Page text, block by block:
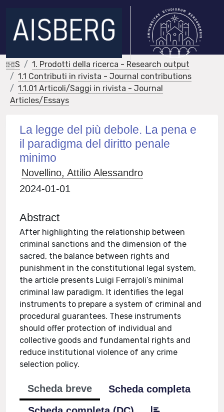
IRIS
1. Prodotti della ricerca - Research output
1.1 Contributi in rivista - Journal contributions
1.1.01 Articoli/Saggi in rivista - Journal
Articles/Essays
La legge del più debole. La pena e
il paradigma del diritto penale
minimo
Novellino, Attilio Alessandro
2024-01-01
Abstract
After highlighting the relationship between
criminal sanctions and the dimension of the
sacred, the balance between rights and
punishment in the constitutional legal system,
the article presents Luigi Ferrajoli’s minimal
criminal law paradigm. It identifies the legal
instruments to prepare a system of criminal and
procedural guarantees. These instruments
should offer protection of individual and
collective goods and fundamental rights and
reduce institutional violence of any crime
selection policy.
Scheda breve
Scheda completa